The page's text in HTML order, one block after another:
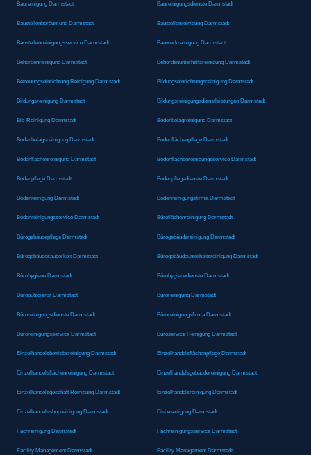
Baureinigung Darmstadt Baureinigungsdienste Darmstadt
Baustellenberäumung Darmstadt Baustellenreinigung Darmstadt
Baustellenreinigungsservice Darmstadt Bauwerkreinigung Darmstadt
Behördenreinigung Darmstadt Behördenunterhaltsreinigung Darmstadt
Betreuungseinrichtung Reinigung Darmstadt Bildungseinrichtungsreinigung Darmstadt
Bildungsreinigung Darmstadt Bildungsreinigungsdienstleistungen Darmstadt
Bio-Reinigung Darmstadt Bodenbelagreinigung Darmstadt
Bodenbelagsreinigung Darmstadt Bodenflächenpflege Darmstadt
Bodenflächenreinigung Darmstadt Bodenflächenreinigungsservice Darmstadt
Bodenpflege Darmstadt Bodenpflegedienste Darmstadt
Bodenreinigung Darmstadt Bodenreinigungsfirma Darmstadt
Bodenreinigungsservice Darmstadt Büroflächenreinigung Darmstadt
Bürogebäudepflege Darmstadt Bürogebäudereinigung Darmstadt
Bürogebäudesauberkeit Darmstadt Bürogebäudeunterhaltsreinigung Darmstadt
Bürohygiene Darmstadt Bürohygienedienste Darmstadt
Büroputzdienst Darmstadt Büroreinigung Darmstadt
Büroreinigungsdienste Darmstadt Büroreinigungsfirma Darmstadt
Büroreinigungsservice Darmstadt Büroservice Reinigung Darmstadt
Einzelhandelsbetriebsreinigung Darmstadt Einzelhandelsflächenpflege Darmstadt
Einzelhandelsflächenreinigung Darmstadt Einzelhandelsgebäudereinigung Darmstadt
Einzelhandelsgeschäft Reinigung Darmstadt Einzelhandelsreinigung Darmstadt
Einzelhandelsshopreinigung Darmstadt Eisbeseitigung Darmstadt
Fachreinigung Darmstadt Fachreinigungsservice Darmstadt
Facility Management Darmstadt Facility Management Darmstadt